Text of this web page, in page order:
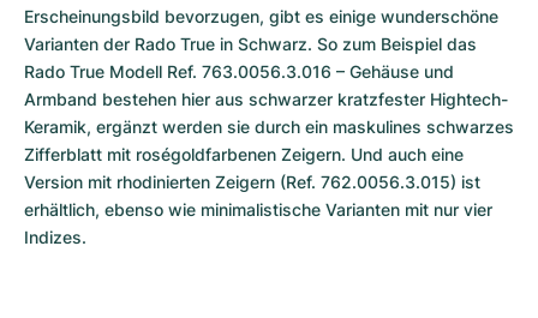
Erscheinungsbild bevorzugen, gibt es einige wunderschöne
Varianten der Rado True in Schwarz. So zum Beispiel das
Rado True Modell Ref. 763.0056.3.016 – Gehäuse und
Armband bestehen hier aus schwarzer kratzfester Hightech-
Keramik, ergänzt werden sie durch ein maskulines schwarzes
Zifferblatt mit roségoldfarbenen Zeigern. Und auch eine
Version mit rhodinierten Zeigern (Ref. 762.0056.3.015) ist
erhältlich, ebenso wie minimalistische Varianten mit nur vier
Indizes.